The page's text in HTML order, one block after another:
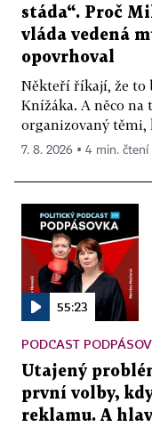
stáda“. Proč
vláda vedená
opovrhoval
Někteří říkají, že to
Knížáka. A něco na
organizovaný těmi,
7. 8. 2026 ▪ 4 min. čtení
55:23
PODCAST
Utajený
první volby,
reklamu. A